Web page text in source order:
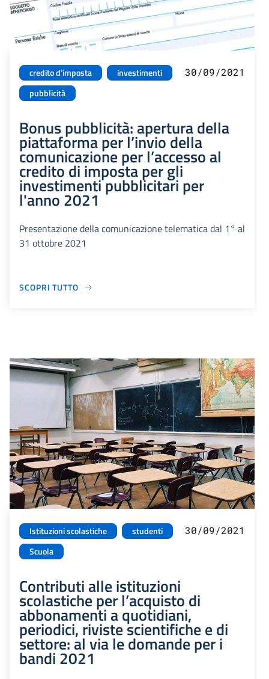
credito d'imposta
investimenti
pubblicità
30/09/2021
Bonus pubblicità: apertura della
piattaforma per l’invio della
comunicazione per l’accesso al
credito di imposta per gli
investimenti pubblicitari per
l'anno 2021
Presentazione della comunicazione telematica dal 1° al
31 ottobre 2021
SCOPRI TUTTO
Istituzioni scolastiche
studenti
Scuola
30/09/2021
Contributi alle istituzioni
scolastiche per l’acquisto di
abbonamenti a quotidiani,
periodici, riviste scientifiche e di
settore: al via le domande per i
bandi 2021